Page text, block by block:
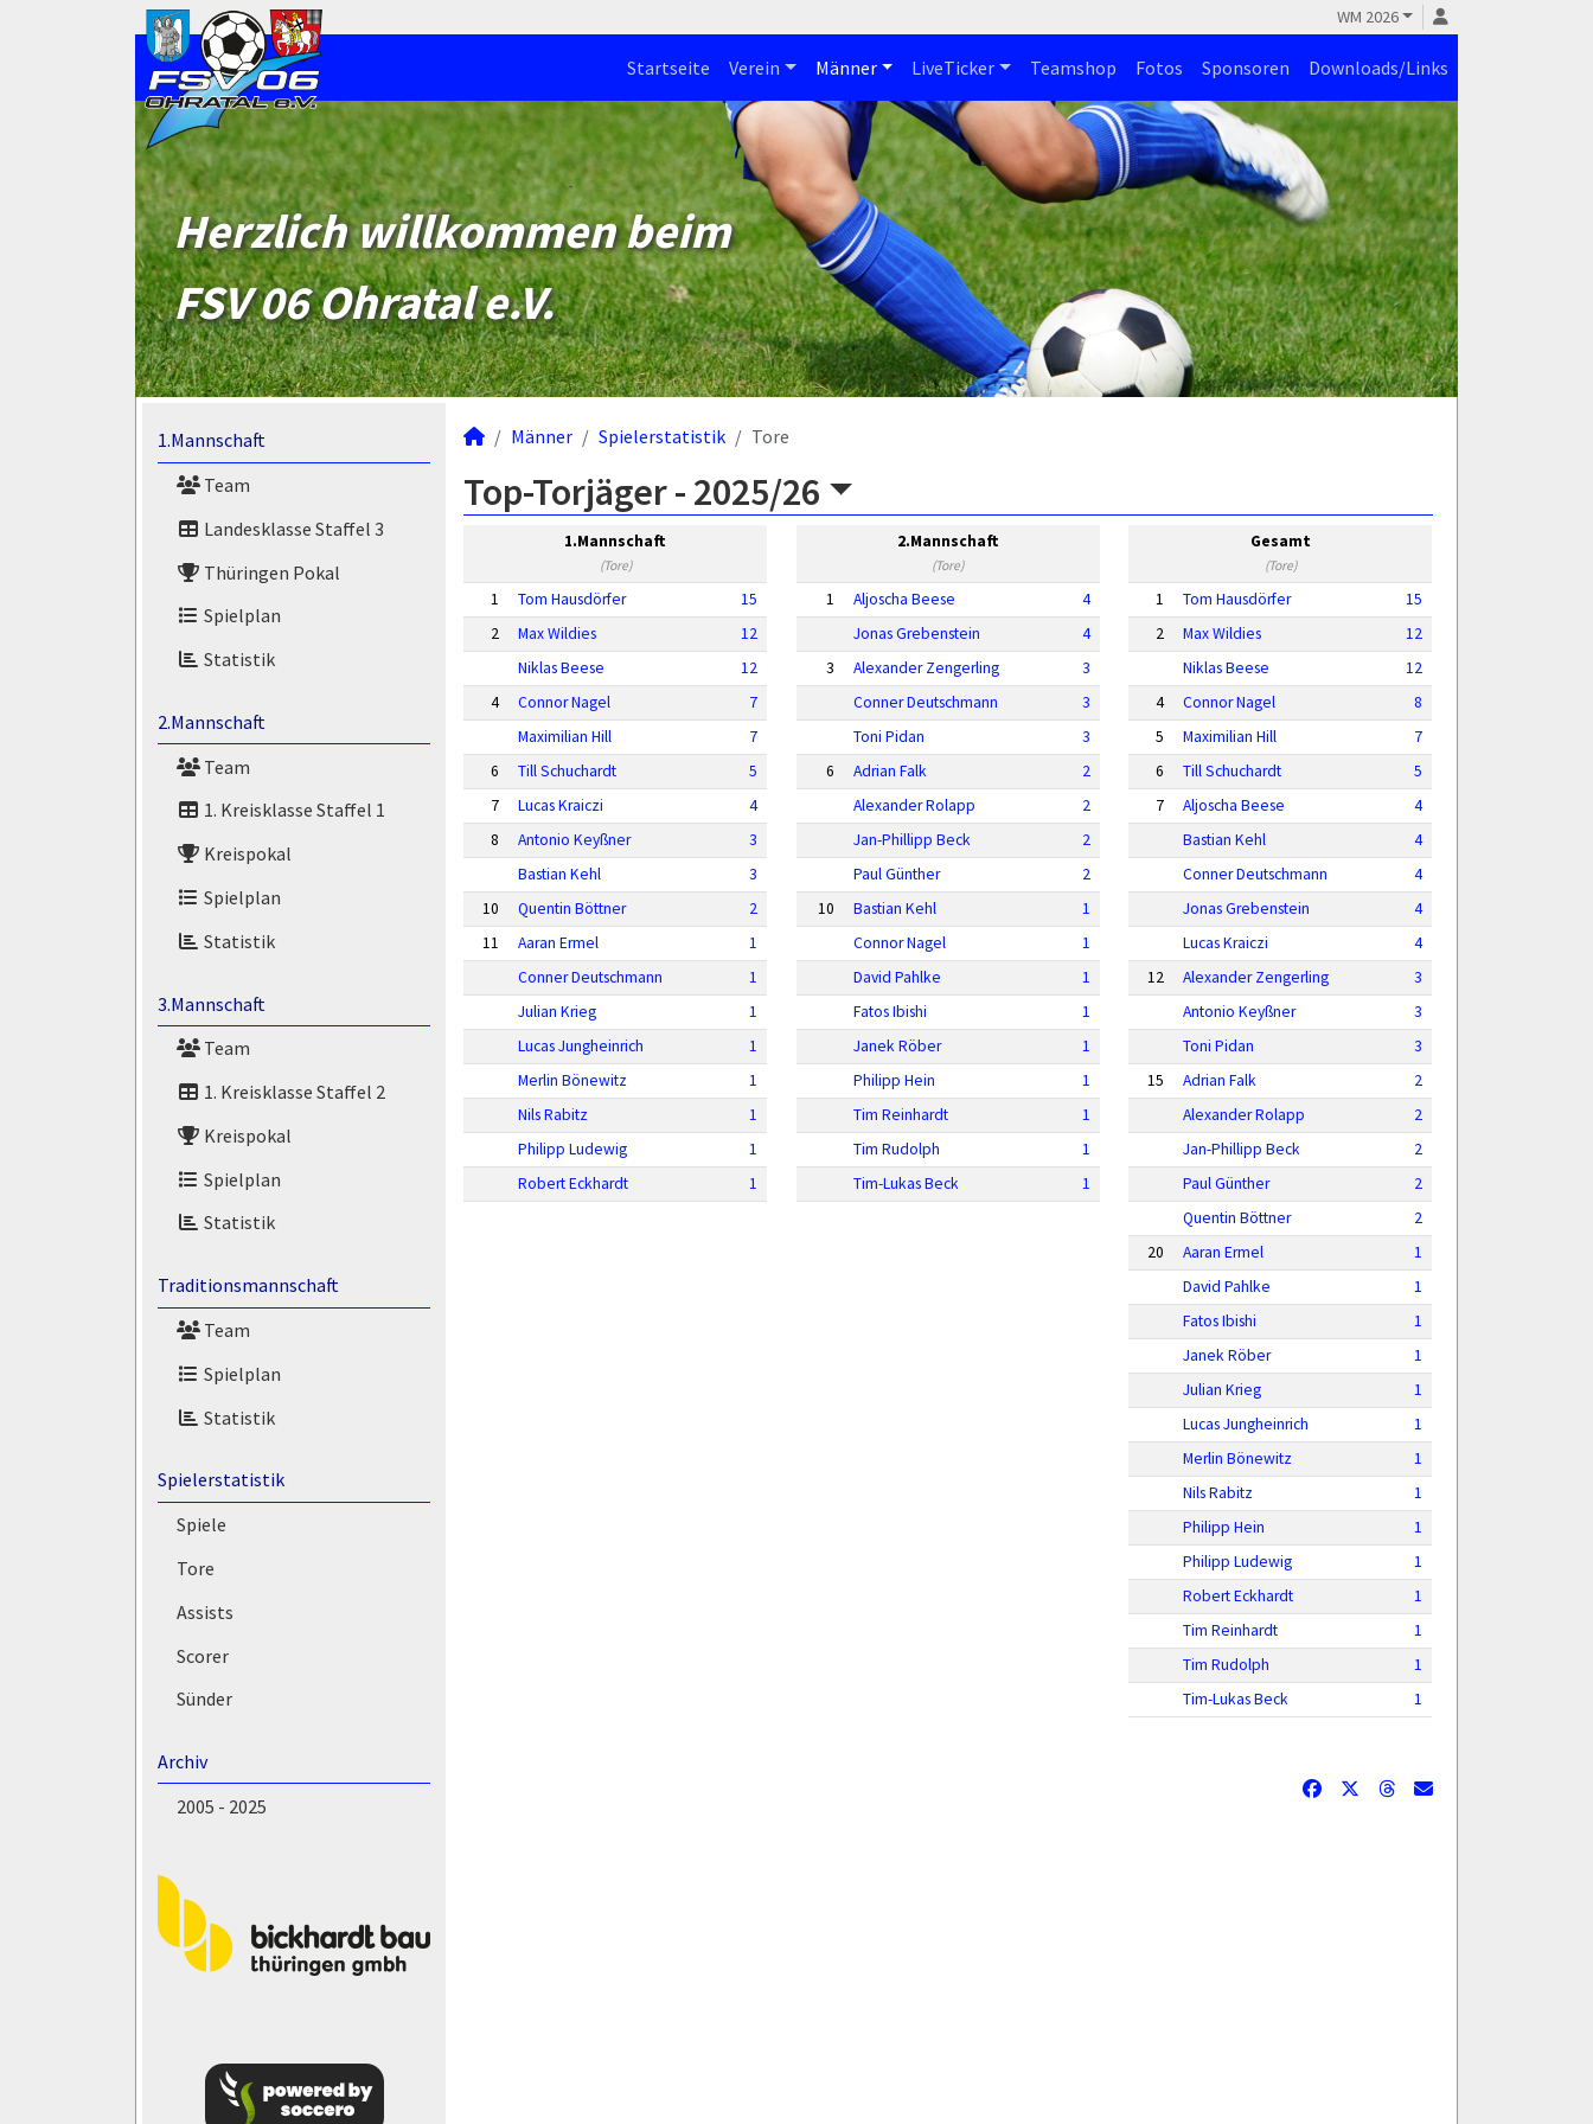
WM 2026
Startseite Verein Männer LiveTicker Teamshop Fotos Sponsoren Downloads/Links
Herzlich willkommen beim
FSV 06 Ohratal e.V.
1.Mannschaft
Team
Landesklasse Staffel 3
Thüringen Pokal
Spielplan
Statistik
2.Mannschaft
Team
1. Kreisklasse Staffel 1
Kreispokal
Spielplan
Statistik
3.Mannschaft
Team
1. Kreisklasse Staffel 2
Kreispokal
Spielplan
Statistik
Traditionsmannschaft
Team
Spielplan
Statistik
Spielerstatistik
Spiele
Tore
Assists
Scorer
Sünder
Archiv
2005 - 2025
Männer Spielerstatistik Tore
Top-Torjäger - 2025/26
1.Mannschaft
(Tore)
1 Tom Hausdörfer
15
2
Max Wildies
12
Niklas Beese
12
4
Connor Nagel
7
Maximilian Hill
7
6
Till Schuchardt
5
7
Lucas Kraiczi
4
8
Antonio Keyßner
3
Bastian Kehl
3
10
Quentin Böttner
2
11
Aaran Ermel
1
Conner Deutschmann
1
Julian Krieg
1
Lucas Jungheinrich
1
Merlin Bönewitz
1
Nils Rabitz
1
Philipp Ludewig
1
Robert Eckhardt
1
2.Mannschaft
(Tore)
1 Aljoscha Beese
4
Jonas Grebenstein
4
3
Alexander Zengerling
3
Conner Deutschmann
3
Toni Pidan
3
6
Adrian Falk
2
Alexander Rolapp
2
Jan-Phillipp Beck
2
Paul Günther
2
10
Bastian Kehl
1
Connor Nagel
1
David Pahlke
1
Fatos Ibishi
1
Janek Röber
1
Philipp Hein
1
Tim Reinhardt
1
Tim Rudolph
1
Tim-Lukas Beck
1
Gesamt
(Tore)
1 Tom Hausdörfer
15
2
Max Wildies
12
Niklas Beese
12
4
Connor Nagel
8
5
Maximilian Hill
7
6
Till Schuchardt
5
7
Aljoscha Beese
4
Bastian Kehl
4
Conner Deutschmann
4
Jonas Grebenstein
4
Lucas Kraiczi
4
12
Alexander Zengerling
3
Antonio Keyßner
3
Toni Pidan
3
15
Adrian Falk
2
Alexander Rolapp
2
Jan-Phillipp Beck
2
Paul Günther
2
Quentin Böttner
2
20
Aaran Ermel
1
David Pahlke
1
Fatos Ibishi
1
Janek Röber
1
Julian Krieg
1
Lucas Jungheinrich
1
Merlin Bönewitz
1
Nils Rabitz
1
Philipp Hein
1
Philipp Ludewig
1
Robert Eckhardt
1
Tim Reinhardt
1
Tim Rudolph
1
Tim-Lukas Beck
1